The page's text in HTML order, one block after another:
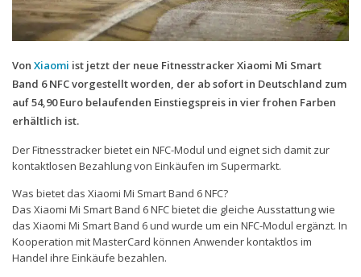
Flatrate-Prepaidtarife
Mobilfunk-Vergleichsrechner
Mobilfunk-Tarifrechner
Flatrate-Datentarife
Von Xiaomi ist jetzt der neue Fitnesstracker Xiaomi Mi Smart
Band 6 NFC vorgestellt worden, der ab sofort in Deutschland zum
auf 54,90 Euro belaufenden Einstiegspreis in vier frohen Farben
erhältlich ist.
Der Fitnesstracker bietet ein NFC-Modul und eignet sich damit zur
kontaktlosen Bezahlung von Einkäufen im Supermarkt.
Was bietet das Xiaomi Mi Smart Band 6 NFC?
Das Xiaomi Mi Smart Band 6 NFC bietet die gleiche Ausstattung wie
das Xiaomi Mi Smart Band 6 und wurde um ein NFC-Modul ergänzt. In
Kooperation mit MasterCard können Anwender kontaktlos im
Handel ihre Einkäufe bezahlen.